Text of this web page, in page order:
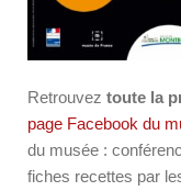
Retrouvez toute la
page Facebook du
du musée :
fiches recettes par